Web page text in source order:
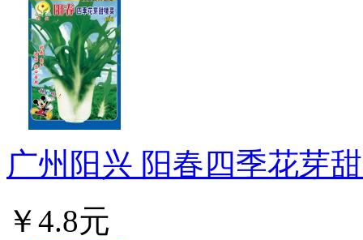
广州阳兴 阳春四季花芽
￥4.8元